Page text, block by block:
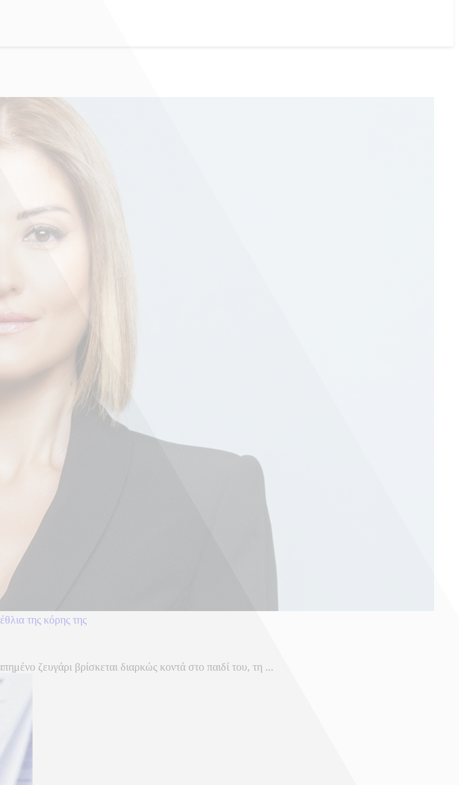
της κόρης της
ζευγάρι βρίσκεται διαρκώς κοντά στο παιδί του, τη ...